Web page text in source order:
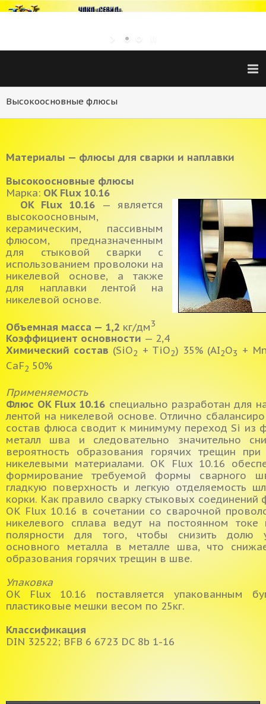
Высокоосновные флюсы
Материалы — флюсы для сварки и наплавки
Высокоосновные флюсы
Марка: OK Flux 10.16
OK Flux 10.16 — является
высокоосновным,
керамическим, пассивным
флюсом, предназначенным
для стыковой сварки с
использованием проволоки на
никелевой основе, а также
для наплавки лентой на
никелевой основе.
Объемная масса — 1,2 кг/дм3
Коэффициент основности — 2,4
Химический состав (SiO2 + TiO2) 35% (AI2O3 +
CaF2 50%
Применяемость
Флюс OK Flux 10.16 специально разработан для
лентой на никелевой основе. Отлично
состав флюса сводит к минимуму переход Si из
металл шва и следовательно значительно
вероятность образования горячих трещин при
никелевыми материалами. OK Flux 10.16
формирование требуемой формы сварного
гладкую поверхность и легкую отделяемость
корки. Как правило сварку стыковых
OK Flux 10.16 в сочетании со сварочной
никелевого сплава ведут на постоянном токе
полярности для того, чтобы снизить долю
основного металла в металле шва, что
образования горячих трещин в шве.
Упаковка
OK Flux 10.16 поставляется упакованным
пластиковые мешки весом по 25кг.
Классификация
DIN 32522; BFB 6 6723 DC 8b 1-16